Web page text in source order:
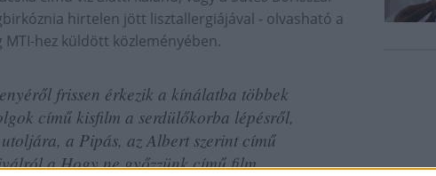
hirtelen jött lisztallergiájával - olvasható a
hez küldött közleményében.
frissen érkezik a kínálatba többek
című kisfilm a serdülőkorba lépésről,
a Pipás, az Albert szerint című
a Hogy ne győzzünk című film.